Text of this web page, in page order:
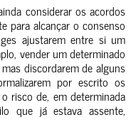
considerar os acordos
para alcançar o consenso
ajustarem entre si um
vender um determinado
discordarem de alguns
por escrito os
risco de, em determinada
que já estava assente,